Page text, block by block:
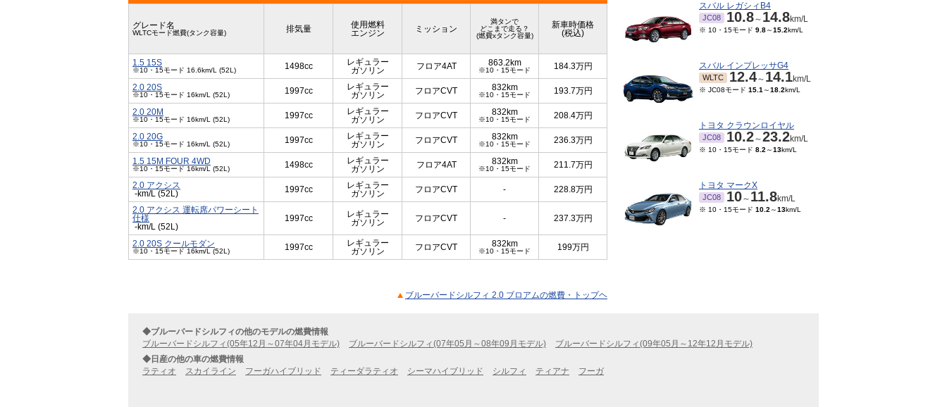
グレード名
WLTCモード燃費(タンク容量) 排気量
使用燃料
エンジン
ミッション
満タンで
どこまで走る？
(燃費xタンク容量)
新車時価格
(税込)
1.5 15S
※10・15モード 16.6km/L (52L) 1498cc
レギュラー
ガソリン
フロア4AT 863.2km
※10・15モード 184.3万円
2.0 20S
※10・15モード 16km/L (52L) 1997cc
レギュラー
ガソリン
フロアCVT 832km
※10・15モード 193.7万円
2.0 20M
※10・15モード 16km/L (52L) 1997cc
レギュラー
ガソリン
フロアCVT 832km
※10・15モード 208.4万円
2.0 20G
※10・15モード 16km/L (52L) 1997cc
レギュラー
ガソリン
フロアCVT 832km
※10・15モード 236.3万円
1.5 15M FOUR 4WD
※10・15モード 16km/L (52L) 1498cc
レギュラー
ガソリン
フロア4AT 832km
※10・15モード 211.7万円
2.0 アクシス
-km/L (52L)
1997cc
レギュラー
ガソリン
フロアCVT - 228.8万円
2.0 アクシス 運転席パワーシート
仕様
-km/L (52L)
1997cc
レギュラー
ガソリン
フロアCVT - 237.3万円
2.0 20S クールモダン
※10・15モード 16km/L (52L) 1997cc
レギュラー
ガソリン
フロアCVT 832km
※10・15モード 199万円
ブルーバードシルフィ 2.0 ブロアムの燃費・トップヘ
スバル レガシィB4
JC08 10.8～ 14.8km/L
※ 10・15モード 9.8～15.2km/L
スバル インプレッサG4
WLTC 12.4～ 14.1km/L
※ JC08モード 15.1 ～18.2km/L
トヨタ クラウンロイヤル
JC08 10.2～23.2km/L
※ 10・15モード 8.2 ～13km/L
トヨタ マークX
JC08 10～ 11.8km/L
※ 10・15モード 10.2 ～13km/L
◆ブルーバードシルフィの他のモデルの燃費情報
ブルーバードシルフィ(05年12月～07年04月モデル)
ブルーバードシルフィ(07年05月～08年09月モデル)
ブルーバードシルフィ(09年05月～12年12月モデル)
◆日産の他の車の燃費情報
ラティオ
スカイライン フーガハイブリッド ティーダラティオ シーマハイブリッド シルフィ ティアナ フーガ